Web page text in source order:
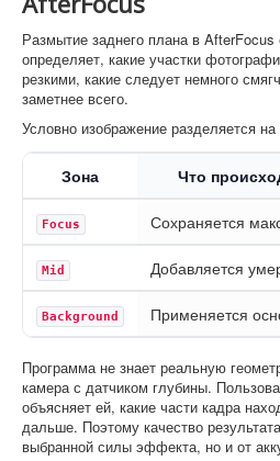
Размытие заднего плана в
определяет, какие участки
резкими, какие следует немного
заметнее всего.
Условно изображение разделяется на
Зона Что
Focus Сохраняется
Mid Добавляется
Background Применяется
Программа не знает реальную
камера с датчиком глубины.
объясняет ей, какие части кадра
дальше. Поэтому качество
выбранной силы эффекта, но и от